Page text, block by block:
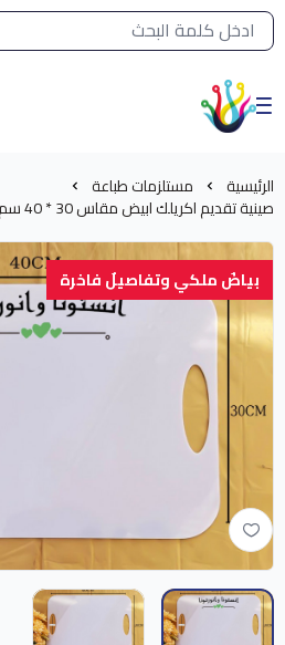
القائمة الرئيسية لمتجر الشرق النادر
الشرق النادر بيع مستلزمات
الرئيسية مستلزمات طباعة
صينية تقديم اكريلك ابيض مقاس 30 * 40 سم
بياضٌ ملكي وتفاصيلٌ فاخرة